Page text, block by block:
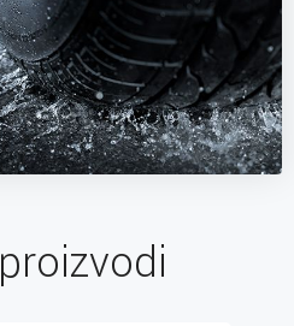
proizvodi